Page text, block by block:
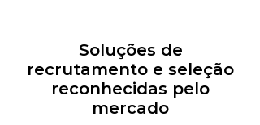
Soluções de
recrutamento e seleção
reconhecidas pelo
mercado